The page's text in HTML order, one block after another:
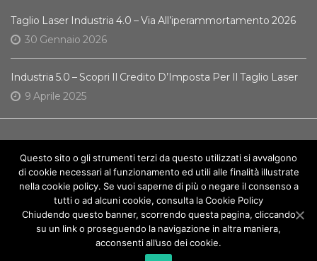
Taglio Laser Industria 4.0 – Via All’iperammortamento 2026
30 Gennaio 2026
Industria 5.0 – Scopri Il Credito D’Imposta Per Il Taglio Laser
9 Aprile 2025
FOLLOW US
© LWI S.r.l. - Via Vicinale dei Vignali 28, 00061 Anguillara
Sabazia (RM) P.IVA 14364901000
Questo sito o gli strumenti terzi da questo utilizzati si avvalgono
di cookie necessari al funzionamento ed utili alle finalità illustrate
nella cookie policy. Se vuoi saperne di più o negare il consenso a
tutti o ad alcuni cookie, consulta laCookie Policy
Chiudendo questo banner, scorrendo questa pagina, cliccando
su un link o proseguendo la navigazione in altra maniera,
acconsenti all’uso dei cookie.